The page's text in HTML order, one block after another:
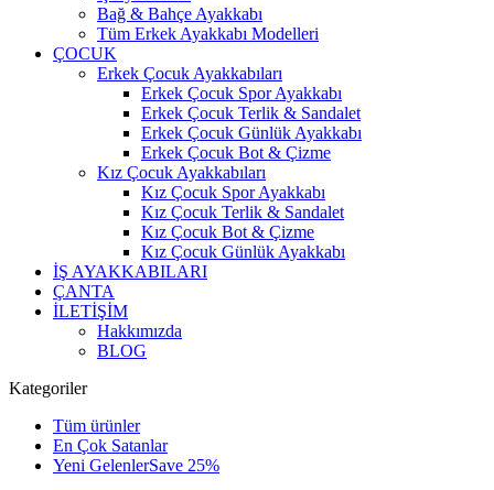
Bağ & Bahçe Ayakkabı
Tüm Erkek Ayakkabı Modelleri
ÇOCUK
Erkek Çocuk Ayakkabıları
Erkek Çocuk Spor Ayakkabı
Erkek Çocuk Terlik & Sandalet
Erkek Çocuk Günlük Ayakkabı
Erkek Çocuk Bot & Çizme
Kız Çocuk Ayakkabıları
Kız Çocuk Spor Ayakkabı
Kız Çocuk Terlik & Sandalet
Kız Çocuk Bot & Çizme
Kız Çocuk Günlük Ayakkabı
İŞ AYAKKABILARI
ÇANTA
İLETİŞİM
Hakkımızda
BLOG
Kategoriler
Tüm ürünler
En Çok Satanlar
Yeni GelenlerSave 25%